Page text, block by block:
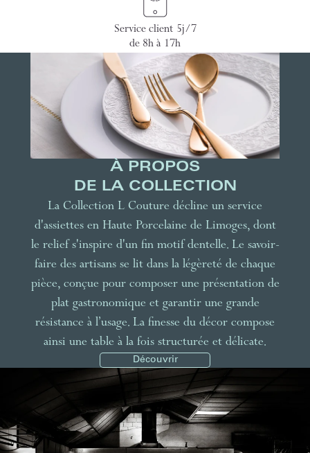
Service client 5j/7
de 8h à 17h
À PROPOS
DE LA COLLECTION
La Collection L Couture décline un service
d'assiettes en Haute Porcelaine de Limoges, dont
le relief s'inspire d'un fin motif dentelle. Le savoir-
faire des artisans se lit dans la légèreté de chaque
pièce, conçue pour composer une présentation de
plat gastronomique et garantir une grande
résistance à l’usage. La finesse du décor compose
ainsi une table à la fois structurée et délicate.
Découvrir